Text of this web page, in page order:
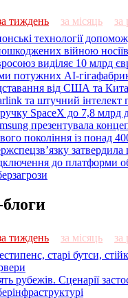
тиждень за місяць
за
технології
війною носіїв
виділяє 10 млрд
потужних AI-
від США та
та штучний інтелект
SpaceX до 7,8 млрд
презентувала
покоління із понад
затвердила
до платформи
тиждень за місяць
за
старі бутси,
рубежів. Сценарії